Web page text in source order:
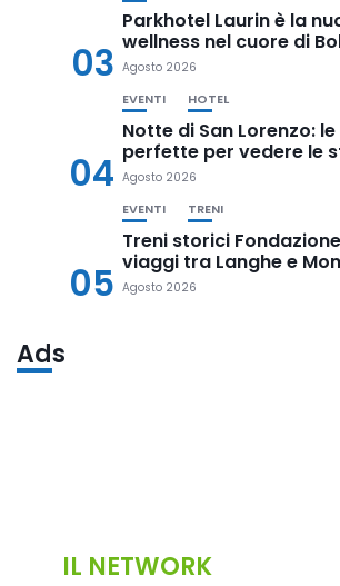
03
Parkhotel Laurin è la
wellness nel cuore di
Agosto 2026
04
EVENTI HOTEL
Notte di San Lorenzo:
perfette per vedere le
Agosto 2026
05
EVENTI TRENI
Treni storici
viaggi tra Langhe e
Agosto 2026
Ads
IL NETWORK